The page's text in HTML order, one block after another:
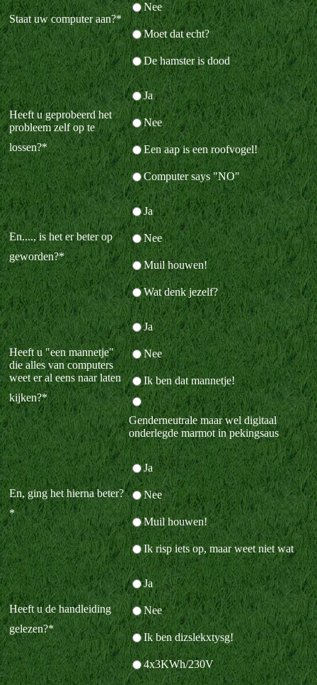
Staat uw computer aan?*
Nee
Moet dat echt?
De hamster is dood
Heeft u geprobeerd het
probleem zelf op te
lossen?*
Ja
Nee
Een aap is een roofvogel!
Computer says "NO"
En...., is het er beter op
geworden?*
Ja
Nee
Muil houwen!
Wat denk jezelf?
Heeft u "een mannetje"
die alles van computers
weet er al eens naar laten
kijken?*
Ja
Nee
Ik ben dat mannetje!
Genderneutrale maar wel digitaal
onderlegde marmot in pekingsaus
En, ging het hierna beter?
*
Ja
Nee
Muil houwen!
Ik risp iets op, maar weet niet wat
Heeft u de handleiding
gelezen?*
Ja
Nee
Ik ben dizslekxtysg!
4x3KWh/230V